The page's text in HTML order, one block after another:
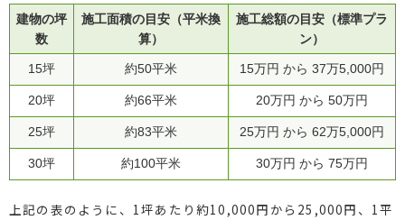
建物の坪
数
施工面積の目安（平米換
算）
施工総額の目安（標準プラ
ン）
15坪 約50平米 15万円 から 37万5,000円
20坪 約66平米 20万円 から 50万円
25坪 約83平米 25万円 から 62万5,000円
30坪 約100平米 30万円 から 75万円
上記の表のように、1坪あたり約10,000円から25,000円、1平